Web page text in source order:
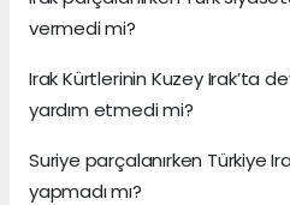
vermedi mi?
Irak Kürtlerinin Kuzey Irak’ta
yardım etmedi mi?
Suriye parçalanırken Türkiye
yapmadı mı?